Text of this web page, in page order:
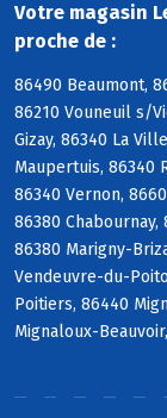
Votre magasin
proche de :
86490 Beaumont,
86210 Vouneuil s/
Gizay, 86340 La
Maupertuis, 86340
86340 Vernon,
86380 Chabournay,
86380 Marigny-
Vendeuvre-du-
Poitiers, 86440
Mignaloux-